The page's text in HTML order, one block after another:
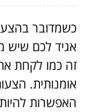
כשמדובר
אגיד לכם שיש
זה כמו לקחת
אומנותית.
האפשרות